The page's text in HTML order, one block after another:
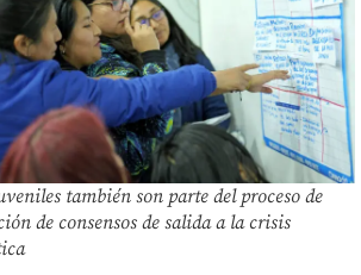
también son parte del proceso de
de consensos de salida a la crisis